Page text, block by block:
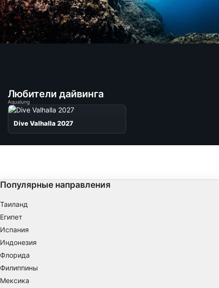
Любители дайвинга
Aqualung
Dive Valhalla 2027
Популярные направления
Таиланд
Египет
Испания
Индонезия
Флорида
Филиппины
Мексика